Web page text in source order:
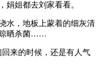
姐都去刘家看看。
，地板上蒙着的细灰清
晾晒杀菌……
来的时候，还是有人气